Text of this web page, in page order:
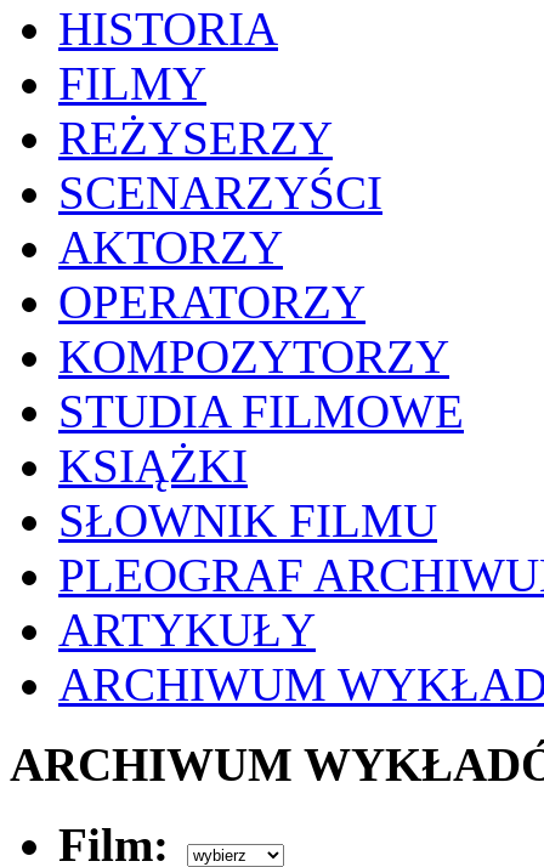
HISTORIA
FILMY
REŻYSERZY
SCENARZYŚCI
AKTORZY
OPERATORZY
KOMPOZYTORZY
STUDIA FILMOWE
KSIĄŻKI
SŁOWNIK FILMU
PLEOGRAF
ARTYKUŁY
ARCHIWUM
ARCHIWUM
Film: